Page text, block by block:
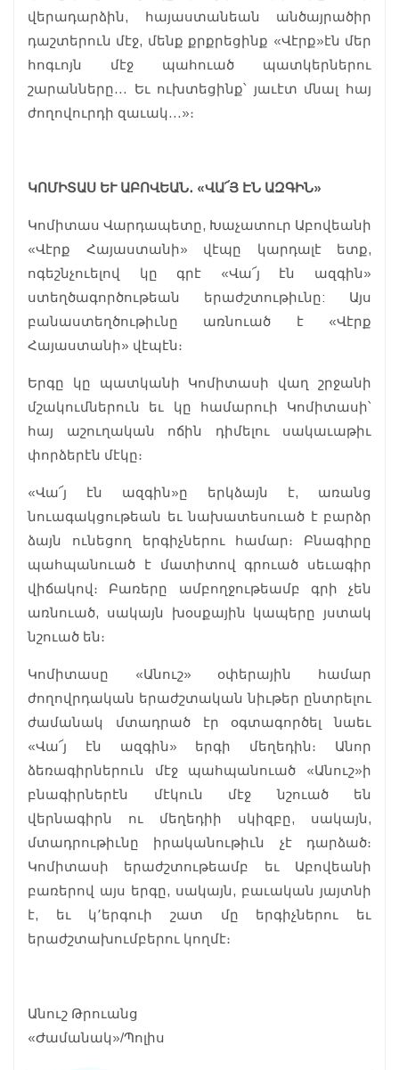
վերադարձին, հայաստանեան անծայրածիր
դաշտերուն մէջ, մենք քրքրեցինք «Վէրք»էն մեր
հոգւոյն մէջ պահուած պատկերներու
շարանները… Եւ ուխտեցինք՝ յաւէտ մնալ հայ
ժողովուրդի զաւակ…»։
ԿՈՄԻՏԱՍ ԵՒ ԱԲՈՎԵԱՆ․ «ՎԱ՜Յ ԷՆ ԱԶԳԻՆ»
Կոմիտաս Վարդապետը, Խաչատուր Աբովեանի
«Վէրք Հայաստանի» վէպը կարդալէ ետք,
ոգեշնչուելով կը գրէ «Վա՜յ էն ազգին»
ստեղծագործութեան երաժշտութիւնը: Այս
բանաստեղծութիւնը առնուած է «Վէրք
Հայաստանի» վէպէն։
Երգը կը պատկանի Կոմիտասի վաղ շրջանի
մշակումներուն եւ կը համարուի Կոմիտասի՝
հայ աշուղական ոճին դիմելու սակաւաթիւ
փորձերէն մէկը։
«Վա՜յ էն ազգին»ը երկձայն է, առանց
նուագակցութեան եւ նախատեսուած է բարձր
ձայն ունեցող երգիչներու համար։ Բնագիրը
պահպանուած է մատիտով գրուած սեւագիր
վիճակով։ Բառերը ամբողջութեամբ գրի չեն
առնուած, սակայն խօսքային կապերը յստակ
նշուած են։
Կոմիտասը «Անուշ» օփերային համար
ժողովրդական երաժշտական նիւթեր ընտրելու
ժամանակ մտադրած էր օգտագործել նաեւ
«Վա՜յ էն ազգին» երգի մեղեդին։ Անոր
ձեռագիրներուն մէջ պահպանուած «Անուշ»ի
բնագիրներէն մէկուն մէջ նշուած են
վերնագիրն ու մեղեդիի սկիզբը, սակայն,
մտադրութիւնը իրականութիւն չէ դարձած։
Կոմիտասի երաժշտութեամբ եւ Աբովեանի
բառերով այս երգը, սակայն, բաւական յայտնի
է, եւ կ՚երգուի շատ մը երգիչներու եւ
երաժշտախումբերու կողմէ։
Անուշ Թրուանց
«Ժամանակ»/Պոլիս